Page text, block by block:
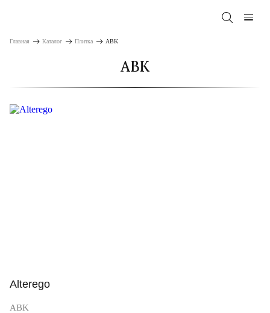
Главная Каталог Плитка ABK
ABK
Alterego
ABK